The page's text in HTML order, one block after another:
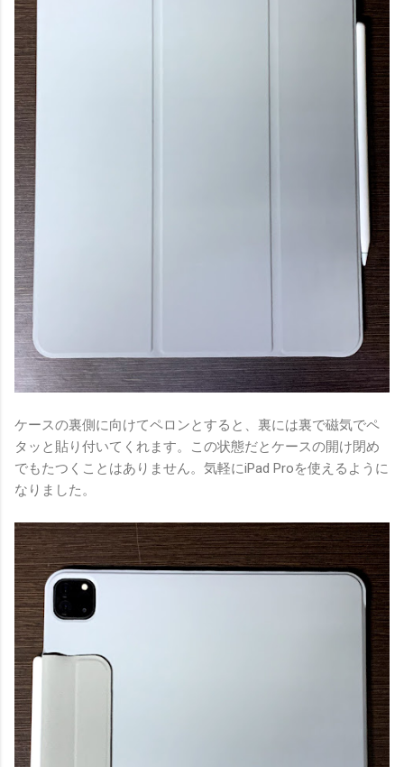
ケースの裏側に向けてペロンとすると、裏には裏で磁気でペ
タッと貼り付いてくれます。この状態だとケースの開け閉め
でもたつくことはありません。気軽にiPad Proを使えるように
なりました。